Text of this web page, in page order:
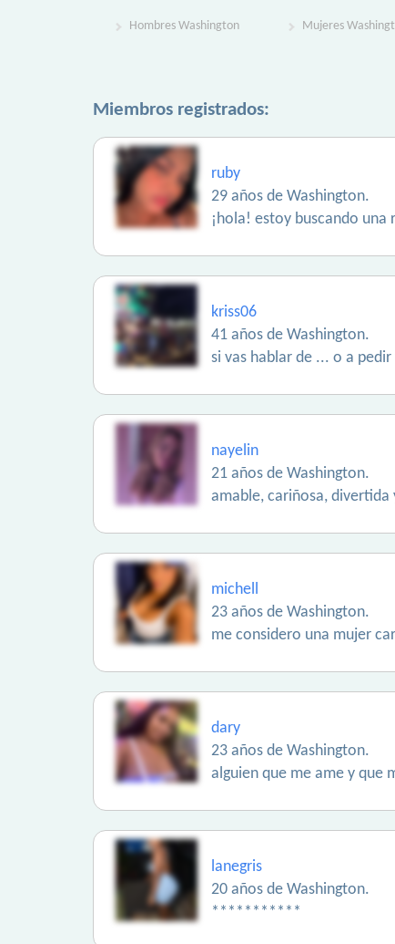
Hombres Washington Mujeres
Miembros registrados:
ruby
29 años de Washington.
¡hola! estoy buscando
kriss06
41 años de Washington.
si vas hablar de ... o a
nayelin
21 años de Washington.
amable, cariñosa, divertida
michell
23 años de Washington.
me considero una mujer
dary
23 años de Washington.
alguien que me ame y que
lanegris
20 años de Washington.
***********